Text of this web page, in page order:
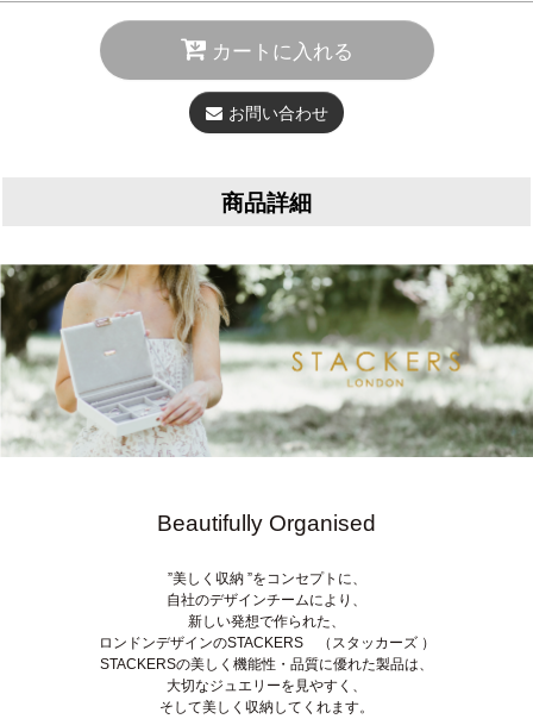
カートに入れる
お問い合わせ
商品詳細
Beautifully Organised
”美しく収納 ”をコンセプトに、
自社のデザインチームにより、
新しい発想で作られた、
ロンドンデザインのSTACKERS （スタッカーズ ）
STACKERSの美しく機能性・品質に優れた製品は、
大切なジュエリーを見やすく、
そして美しく収納してくれます。